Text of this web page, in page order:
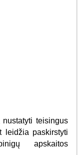
teisingus
leidžia paskirstyti
apskaitos